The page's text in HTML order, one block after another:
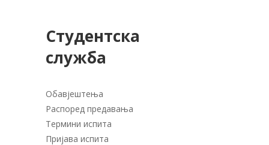
Студентска
служба
Обавјештења
Распоред предавања
Термини испита
Пријава испита